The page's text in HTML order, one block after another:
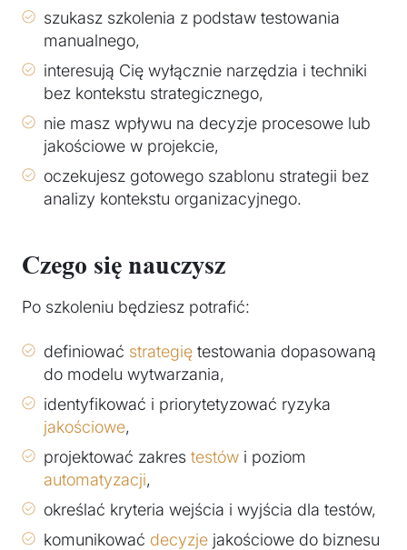
szukasz szkolenia z podstaw testowania
manualnego,
interesują Cię wyłącznie narzędzia i techniki
bez kontekstu strategicznego,
nie masz wpływu na decyzje procesowe lub
jakościowe w projekcie,
oczekujesz gotowego szablonu strategii bez
analizy kontekstu organizacyjnego.
Czego się nauczysz
Po szkoleniu będziesz potrafić:
definiować strategię testowania dopasowaną
do modelu wytwarzania,
identyfikować i priorytetyzować ryzyka
jakościowe,
projektować zakres testów i poziom
automatyzacji,
określać kryteria wejścia i wyjścia dla testów,
komunikować decyzje jakościowe do biznesu